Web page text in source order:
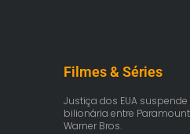
Filmes & Séries
Justiça dos EUA
bilionária entre
Warner Bros.